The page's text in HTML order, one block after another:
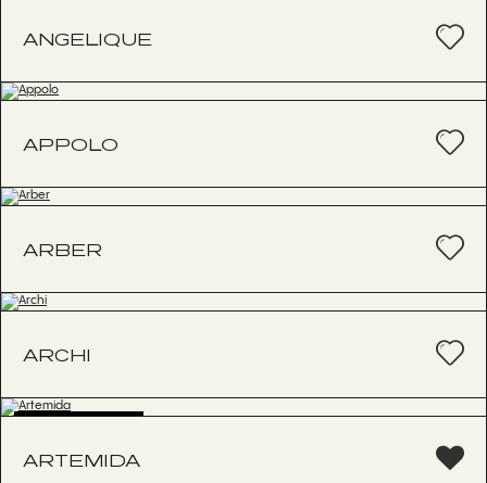
ANGELIQUE
APPOLO
ARBER
ARCHI
ARTEMIDA